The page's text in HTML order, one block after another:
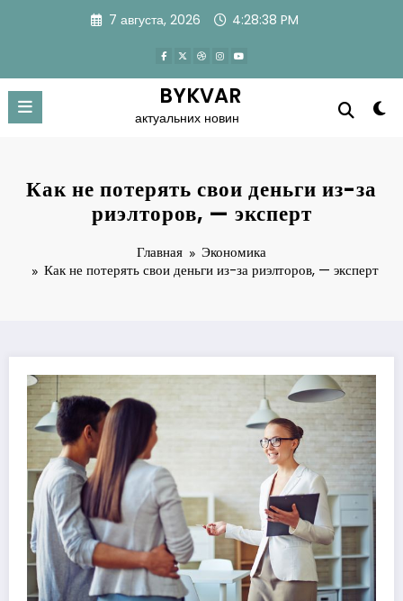
7 августа, 2026 4:28:39 PM
BYKVAR
актуальних новин
Как не потерять свои деньги из-за
риэлторов, — эксперт
Главная
Экономика
Как не потерять свои деньги из-за риэлторов, — эксперт